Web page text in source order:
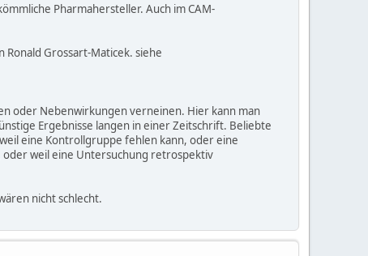
Pharmahersteller. Auch im CAM-
Grossart-Maticek. siehe
oder Nebenwirkungen verneinen. Hier kann man
Ergebnisse langen in einer Zeitschrift. Beliebte
eine Kontrollgruppe fehlen kann, oder eine
oder weil eine Untersuchung retrospektiv
nicht schlecht.